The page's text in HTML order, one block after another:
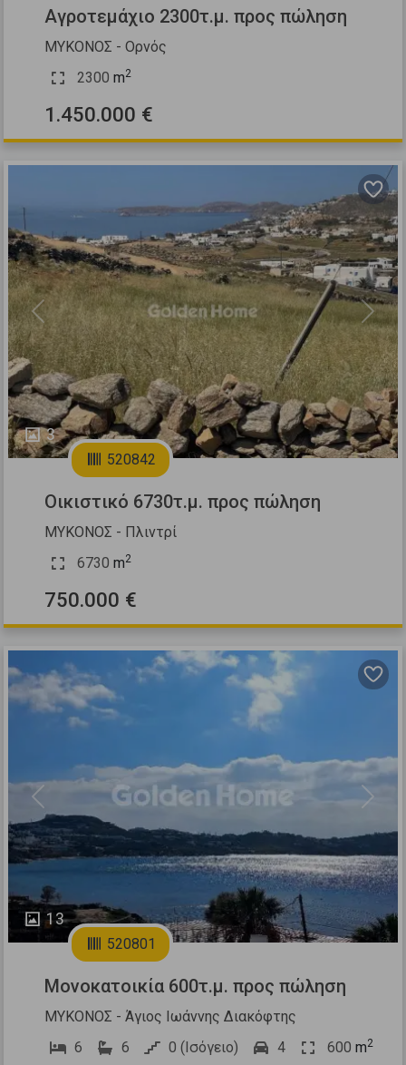
Αγροτεμάχιο 2300τ.μ. προς πώληση
ΜΥΚΟΝΟΣ - Ορνός
2300 m2
1.450.000 €
3
Previous Next
520842
Οικιστικό 6730τ.μ. προς πώληση
ΜΥΚΟΝΟΣ - Πλιντρί
6730 m2
750.000 €
13
Previous Next
520801
Μονοκατοικία 600τ.μ. προς πώληση
ΜΥΚΟΝΟΣ - Άγιος Ιωάννης Διακόφτης
6
6 0 (Ισόγειο) 4 600 m2